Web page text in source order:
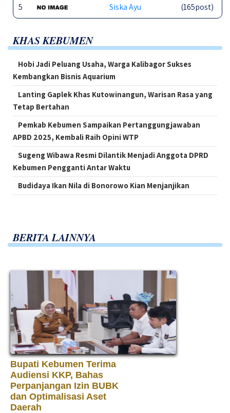
5 Siska Ayu (165post)
KHAS KEBUMEN
Hobi Jadi Peluang Usaha, Warga Kalibagor Sukses
Kembangkan Bisnis Aquarium
Lanting Gaplek Khas Kutowinangun, Warisan Rasa yang
Tetap Bertahan
Pemkab Kebumen Sampaikan Pertanggungjawaban
APBD 2025, Kembali Raih Opini WTP
Sugeng Wibawa Resmi Dilantik Menjadi Anggota DPRD
Kebumen Pengganti Antar Waktu
Budidaya Ikan Nila di Bonorowo Kian Menjanjikan
BERITA LAINNYA
Bupati Kebumen Terima
Audiensi KKP, Bahas
Perpanjangan Izin BUBK
dan Optimalisasi Aset
Daerah